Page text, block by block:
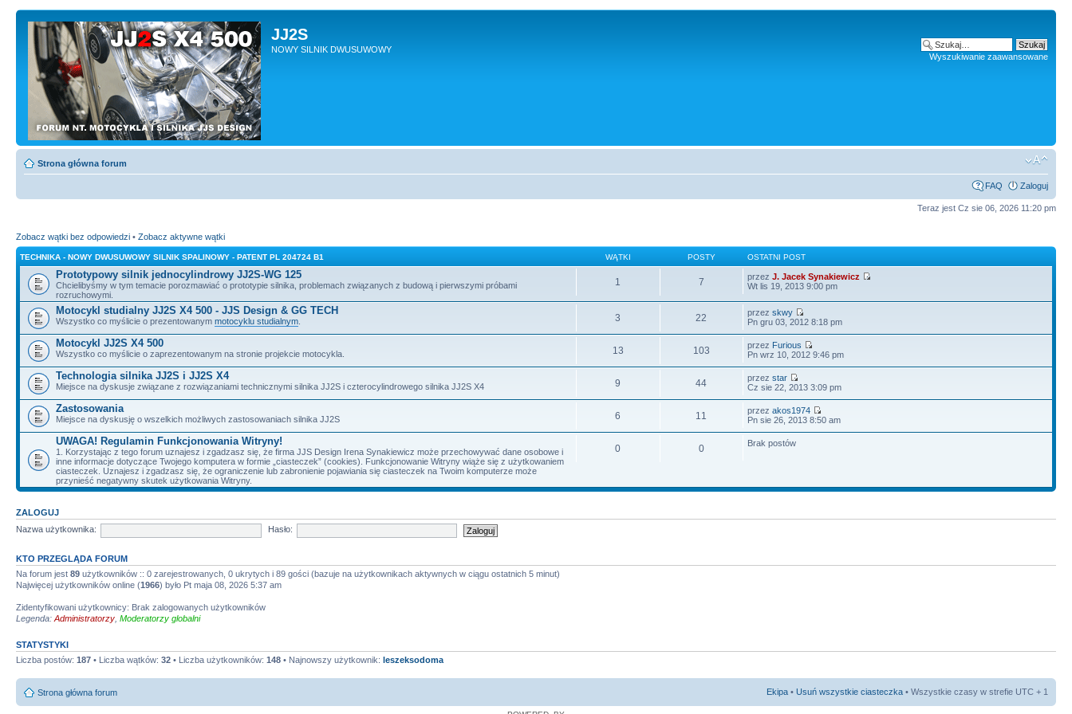
JJ2S
NOWY SILNIK DWUSUWOWY
Wyszukiwanie zaawansowane
Strona główna forum
FAQ Zaloguj
Teraz jest Cz sie 06, 2026 11:20 pm
Zobacz wątki bez odpowiedzi • Zobacz aktywne wątki
TECHNIKA - NOWY DWUSUWOWY SILNIK SPALINOWY - PATENT PL 204724 B1 WĄTKI POSTY OSTATNI POST
Prototypowy silnik jednocylindrowy JJ2S-WG 125
Chcielibyśmy w tym temacie porozmawiać o prototypie silnika, problemach związanych z budową i pierwszymi próbami
rozruchowymi.
1 7 przezJ. Jacek Synakiewicz
Wt lis 19, 2013 9:00 pm
Motocykl studialny JJ2S X4 500 - JJS Design & GG TECH
Wszystko co myślicie o prezentowanym motocyklu studialnym 3 22 przezskwy
Pn gru 03, 2012 8:18 pm
Motocykl JJ2S X4 500
Wszystko co myślicie o zaprezentowanym na stronie projekcie motocykla. 13 103 przez Furious
Pn wrz 10, 2012 9:46 pm
Technologia silnika JJ2S i JJ2S X4
Miejsce na dyskusje związane z rozwiązaniami technicznymi silnika JJ2S i czterocylindrowego silnika JJ2S X4 9 44 przezstar
Cz sie 22, 2013 3:09 pm
Zastosowania
Miejsce na dyskusję o wszelkich możliwych zastosowaniach silnika JJ2S 6 11 przezakos1974
Pn sie 26, 2013 8:50 am
UWAGA! Regulamin Funkcjonowania Witryny!
1. Korzystając z tego forum uznajesz i zgadzasz się, że firma JJS Design Irena Synakiewicz może przechowywać dane osobowe i
inne informacje dotyczące Twojego komputera w formie „ciasteczek” (cookies). Funkcjonowanie Witryny wiąże się z użytkowaniem
ciasteczek. Uznajesz i zgadzasz się, że ograniczenie lub zabronienie pojawiania się ciasteczek na Twoim komputerze może
przynieść negatywny skutek użytkowania Witryny.
0 0 Brak postów
ZALOGUJ
Nazwa użytkownika:
Hasło:
KTO PRZEGLĄDA FORUM
Na forum jest 89 użytkowników :: 0 zarejestrowanych, 0 ukrytych i 89 gości (bazuje na użytkownikach aktywnych w ciągu ostatnich 5 minut)
Najwięcej użytkowników online (1966) było Pt maja 08, 2026 5:37 am
Zidentyfikowani użytkownicy: Brak zalogowanych użytkowników
Legenda: Administratorzy Moderatorzy globalni
STATYSTYKI
Liczba postów: 187 • Liczba wątków: 32 • Liczba użytkowników: 148 • Najnowszy użytkownik: leszeksodoma
Strona główna forum Ekipa • Usuń wszystkie ciasteczka • Wszystkie czasy w strefie UTC + 1